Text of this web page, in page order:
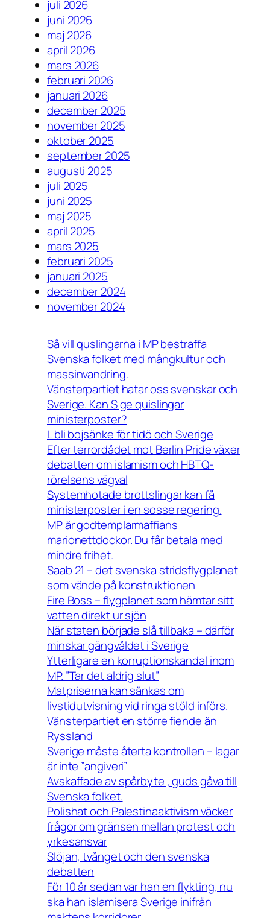
juli 2026
juni 2026
maj 2026
april 2026
mars 2026
februari 2026
januari 2026
december 2025
november 2025
oktober 2025
september 2025
augusti 2025
juli 2025
juni 2025
maj 2025
april 2025
mars 2025
februari 2025
januari 2025
december 2024
november 2024
Så vill quslingarna i MP bestraffa
Svenska folket med mångkultur och
massinvandring.
Vänsterpartiet hatar oss svenskar och
Sverige. Kan S ge quislingar
ministerposter?
L bli bojsänke för tidö och Sverige
Efter terrordådet mot Berlin Pride växer
debatten om islamism och HBTQ-
rörelsens vägval
Systemhotade brottslingar kan få
ministerposter i en sosse regering.
MP är godtemplarmaffians
marionettdockor. Du får betala med
mindre frihet.
Saab 21 – det svenska stridsflygplanet
som vände på konstruktionen
Fire Boss – flygplanet som hämtar sitt
vatten direkt ur sjön
När staten började slå tillbaka – därför
minskar gängvåldet i Sverige
Ytterligare en korruptionskandal inom
MP. ”Tar det aldrig slut”
Matpriserna kan sänkas om
livstidutvisning vid ringa stöld införs.
Vänsterpartiet en större fiende än
Ryssland
Sverige måste återta kontrollen – lagar
är inte ”angiveri”
Avskaffade av spårbyte , guds gåva till
Svenska folket.
Polishat och Palestinaaktivism väcker
frågor om gränsen mellan protest och
yrkesansvar
Slöjan, tvånget och den svenska
debatten
För 10 år sedan var han en flykting, nu
ska han islamisera Sverige inifrån